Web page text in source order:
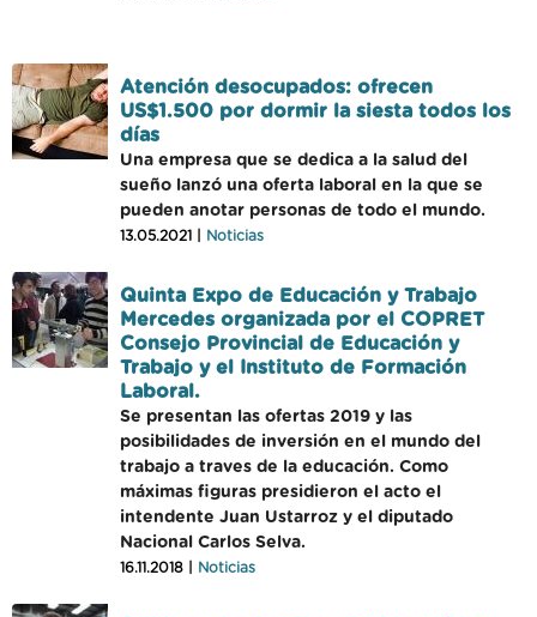
Atención desocupados: ofrecen
US$1.500 por dormir la siesta todos los
días
Una empresa que se dedica a la salud del
sueño lanzó una oferta laboral en la que se
pueden anotar personas de todo el mundo.
13.05.2021 | Noticias
Quinta Expo de Educación y Trabajo
Mercedes organizada por el COPRET
Consejo Provincial de Educación y
Trabajo y el Instituto de Formación
Laboral.
Se presentan las ofertas 2019 y las
posibilidades de inversión en el mundo del
trabajo a traves de la educación. Como
máximas figuras presidieron el acto el
intendente Juan Ustarroz y el diputado
Nacional Carlos Selva.
16.11.2018 | Noticias